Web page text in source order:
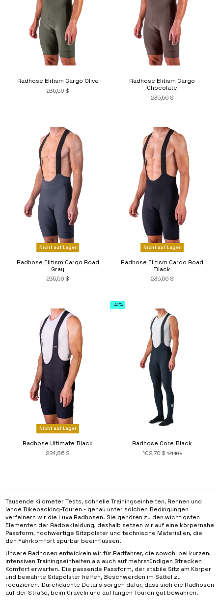
Radhose Elitism Cargo Olive
235,56 $
Radhose Elitism Cargo
Chocolate
235,56 $
Nicht auf Lager
Radhose Elitism Cargo Road
Gray
235,56 $
Nicht auf Lager
Radhose Elitism Cargo Road
Black
235,56 $
Nicht auf Lager
Radhose Ultimate Black
224,86 $
-40%
Radhose Core Black
102,70 $171,16 $
Tausende Kilometer Tests, schnelle Trainingseinheiten, Rennen und
lange Bikepacking-Touren - genau unter solchen Bedingungen
verfeinern wir die Luxa Radhosen. Sie gehören zu den wichtigsten
Elementen der Radbekleidung, deshalb setzen wir auf eine körpernahe
Passform, hochwertige Sitzpolster und technische Materialien, die
den Fahrkomfort spürbar beeinflussen.
Unsere Radhosen entwickeln wir für Radfahrer, die sowohl bei kurzen,
intensiven Trainingseinheiten als auch auf mehrstündigen Strecken
Komfort erwarten. Die passende Passform, der stabile Sitz am Körper
und bewährte Sitzpolster helfen, Beschwerden im Sattel zu
reduzieren. Durchdachte Details sorgen dafür, dass sich die Radhosen
auf der Straße, beim Graveln und auf langen Touren gut bewähren.